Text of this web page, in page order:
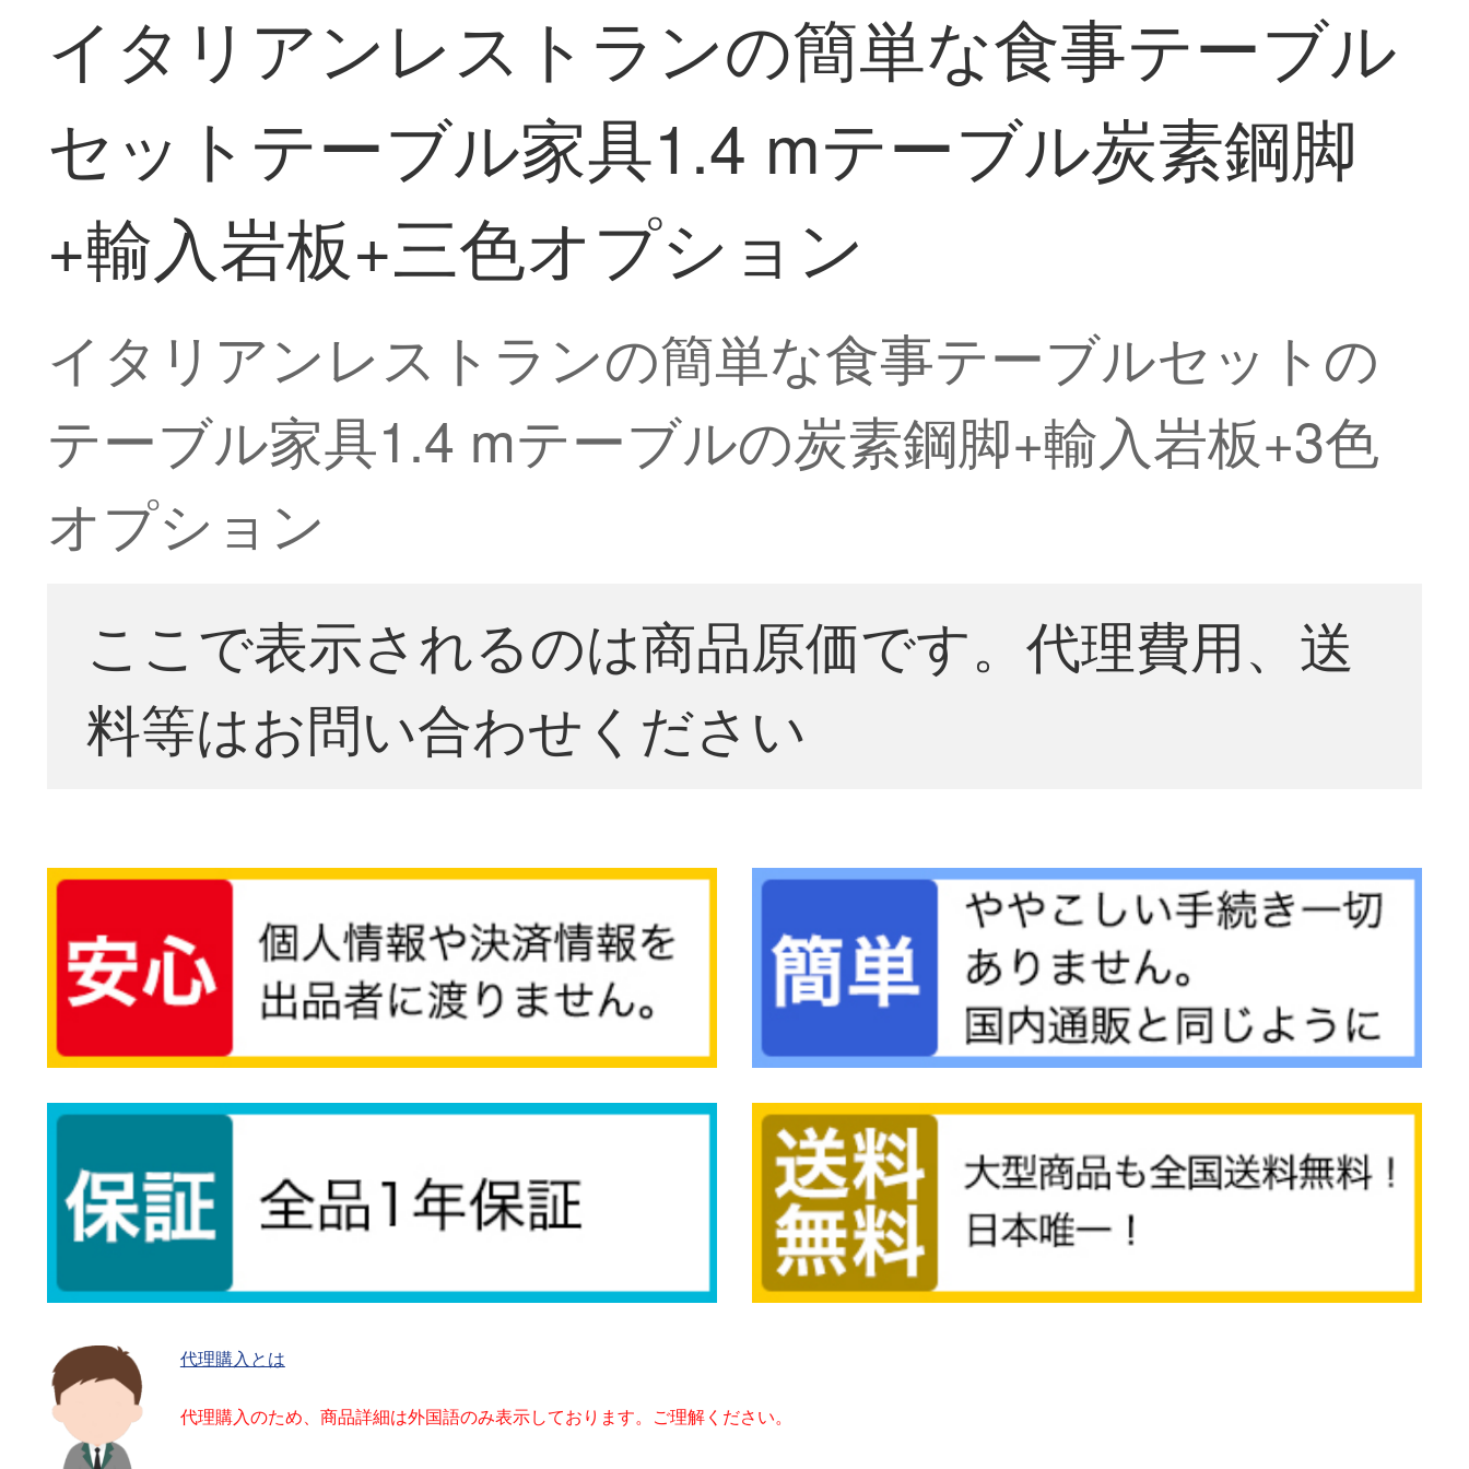
イタリアンレストランの簡単な食事テーブル
セットテーブル家具1.4 mテーブル炭素鋼脚
+輸入岩板+三色オプション
イタリアンレストランの簡単な食事テーブルセットの
テーブル家具1.4 mテーブルの炭素鋼脚+輸入岩板+3色
オプション
ここで表示されるのは商品原価です。代理費用、送
料等はお問い合わせください
代理購入とは
代理購入のため、商品詳細は外国語のみ表示しております。ご理解ください。